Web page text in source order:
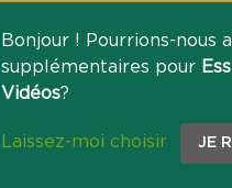
Bonjour ! Pourrions-nous
supplémentaires pour
Vidéos?
Laissez-moi choisir JE